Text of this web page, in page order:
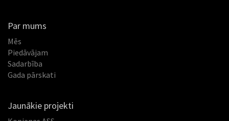
Par mums
Mēs
Piedāvājam
Sadarbība
Gada pārskati
Jaunākie projekti